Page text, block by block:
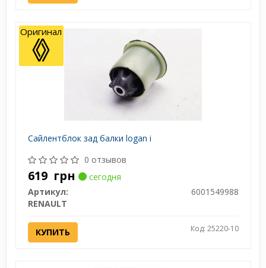
Сайлентблок зад балки logan i
0 отзывов
619 грн
сегодня
Артикул:
6001549988
RENAULT
КУПИТЬ Код: 25220-10
Оригинал